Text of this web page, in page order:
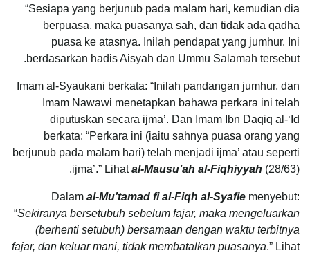
“Sesiapa yang berjunub pada malam hari, kemudian dia
berpuasa, maka puasanya sah, dan tidak ada qadha
puasa ke atasnya. Inilah pendapat yang jumhur. Ini
berdasarkan hadis Aisyah dan Ummu Salamah tersebut.
Imam al-Syaukani berkata: “Inilah pandangan jumhur, dan
Imam Nawawi menetapkan bahawa perkara ini telah
diputuskan secara ijma’. Dan Imam Ibn Daqiq al-‘Id
berkata: “Perkara ini (iaitu sahnya puasa orang yang
berjunub pada malam hari) telah menjadi ijma’ atau seperti
ijma’.” Lihatal-Mausu’ah al-Fiqhiyyah (28/63).
Dalam al-Mu’tamad fi al-Fiqh al-Syafie menyebut:
“Sekiranya bersetubuh sebelum fajar, maka mengeluarkan
(berhenti setubuh) bersamaan dengan waktu terbitnya
fajar, dan keluar mani, tidak membatalkan puasanya.” Lihat